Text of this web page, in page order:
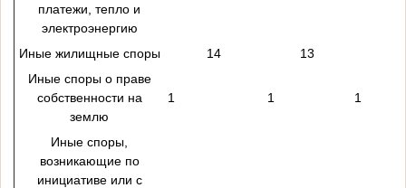
платежи, тепло и
электроэнергию
Иные жилищные споры 14 13
Иные споры о праве
собственности на
землю
1 1 1
Иные споры,
возникающие по
инициативе или с